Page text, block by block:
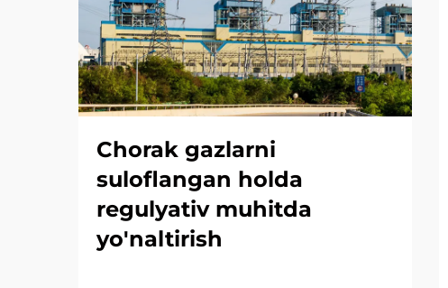
Chorak gazlarni
suloflangan holda
regulyativ muhitda
yo'naltirish